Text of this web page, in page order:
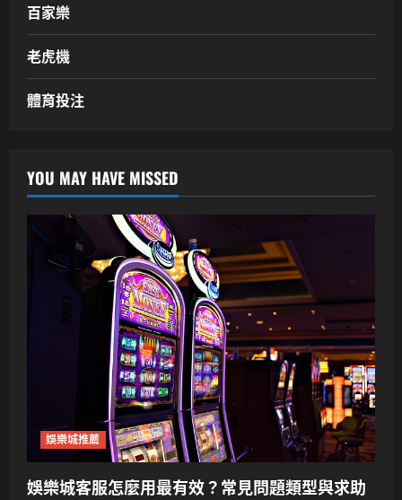
百家樂
老虎機
體育投注
YOU MAY HAVE MISSED
娛樂城推薦
娛樂城客服怎麼用最有效？常見問題類型與求助